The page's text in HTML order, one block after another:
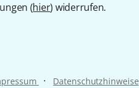
(hier) widerrufen.
· Datenschutzhinweise